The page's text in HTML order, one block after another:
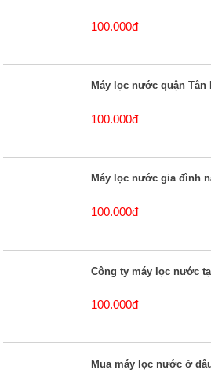
100.000đ
Máy lọc nước quận Tân
100.000đ
Máy lọc nước gia đình
100.000đ
Công ty máy lọc nước
100.000đ
Mua máy lọc nước ở